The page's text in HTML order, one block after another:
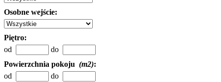
Osobne wejście:
Piętro:
od
do
Powierzchnia pokoju (m2):
od
do